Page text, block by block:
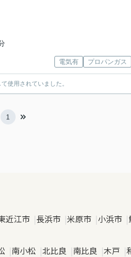
電気有 プロパンガス
使用されていました。
1
近江市 長浜市 米原市 小浜市
南小松 北比良 南比良 木戸